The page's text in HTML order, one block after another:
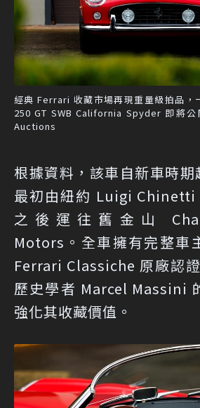
經典 Ferrari 收藏市場再現重量級拍品
250 GT SWB California Spyder 即將
Auctions
根據資料，該車自新車時期
最初由紐約 Luigi Chinetti
之後運往舊金山
Motors。全車擁有完整車
Ferrari Classiche 原廠認
歷史學者 Marcel Massini
強化其收藏價值。